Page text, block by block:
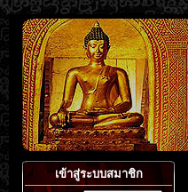
เข้าสู่ระบบสมาชิก